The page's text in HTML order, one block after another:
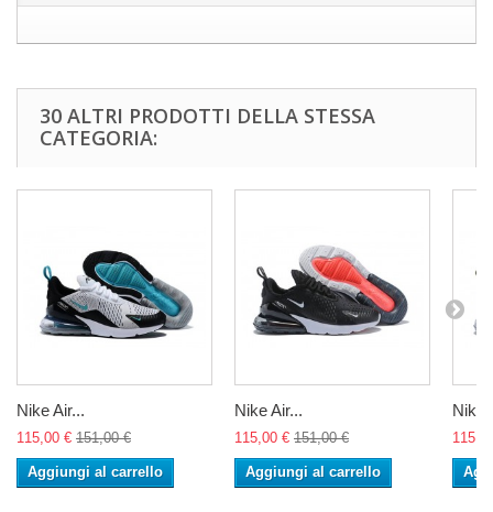
30 ALTRI PRODOTTI DELLA STESSA
CATEGORIA:
Nike Air...
115,00 € 151,00 €
Aggiungi al carrello
Nike Air...
115,00 € 151,00 €
Aggiungi al carrello
Nike